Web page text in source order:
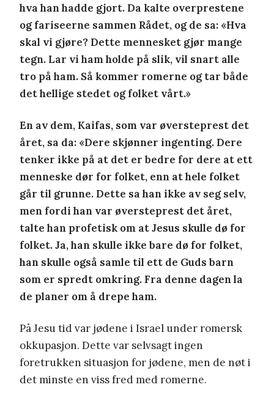
hva han hadde gjort. Da kalte overprestene
og fariseerne sammen Rådet, og de sa: «Hva
skal vi gjøre? Dette mennesket gjør mange
tegn. Lar vi ham holde på slik, vil snart alle
tro på ham. Så kommer romerne og tar både
det hellige stedet og folket vårt.»
En av dem, Kaifas, som var øversteprest det
året, sa da: «Dere skjønner ingenting. Dere
tenker ikke på at det er bedre for dere at ett
menneske dør for folket, enn at hele folket
går til grunne. Dette sa han ikke av seg selv,
men fordi han var øversteprest det året,
talte han profetisk om at Jesus skulle dø for
folket. Ja, han skulle ikke bare dø for folket,
han skulle også samle til ett de Guds barn
som er spredt omkring. Fra denne dagen la
de planer om å drepe ham.
På Jesu tid var jødene i Israel under romersk
okkupasjon. Dette var selvsagt ingen
foretrukken situasjon for jødene, men de nøt i
det minste en viss fred med romerne.